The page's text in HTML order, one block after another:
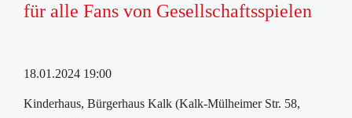
für alle Fans von Gesellschaftsspielen
18.01.2024 19:00
Kinderhaus, Bürgerhaus Kalk (Kalk-Mülheimer Str. 58,